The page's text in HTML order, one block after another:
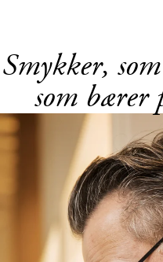
Smykker,
som bærer